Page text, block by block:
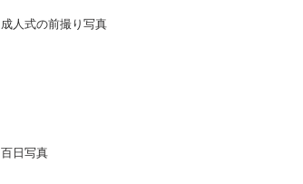
成人式の前撮り写真
百日写真